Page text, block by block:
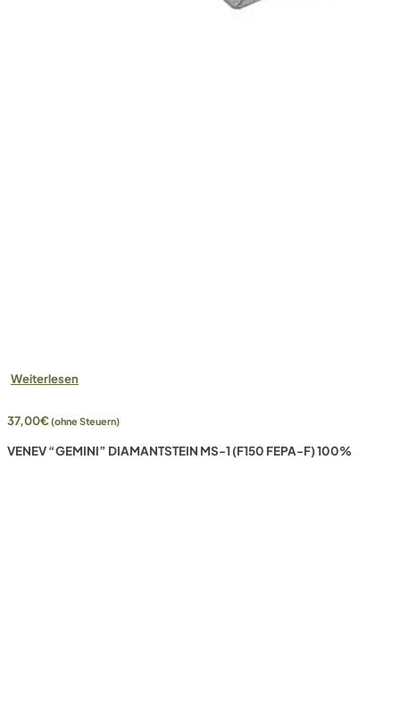
Weiterlesen
37,00€(ohne Steuern)
VENEV “GEMINI” DIAMANTSTEIN MS-1 (F150 FEPA-F) 100%